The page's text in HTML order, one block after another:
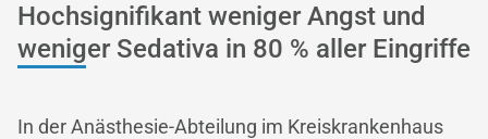
Hochsignifikant weniger Angst und
weniger Sedativa in 80 % aller Eingriffe
In der Anästhesie-Abteilung im Kreiskrankenhaus